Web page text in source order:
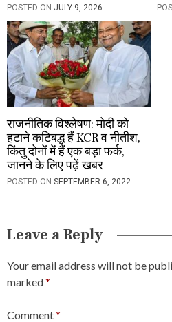
POSTED ON JULY 9, 2026
राजनीतिक विश्लेषण: मोदी को
हटाने कटिबद्ध हैं KCR व नीतीश,
किंतु दोनों में हैं एक बड़ा फर्क,
जानने के लिए पढ़ें खबर
POSTED ON SEPTEMBER 6, 2022
Leave a Reply
Your email address will not be
marked*
Comment*